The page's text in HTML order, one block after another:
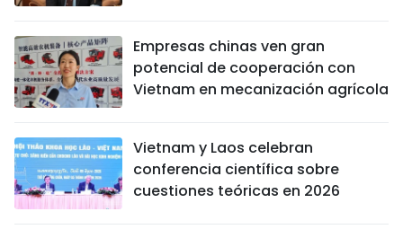
Empresas chinas ven gran
potencial de cooperación con
Vietnam en mecanización agrícola
Vietnam y Laos celebran
conferencia científica sobre
cuestiones teóricas en 2026